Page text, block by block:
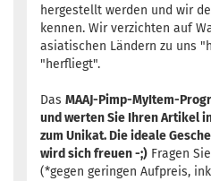
hergestellt werden und wir
kennen. Wir verzichten auf
asiatischen Ländern zu uns
"herfliegt".
Das MAAJ-Pimp-MyItem-
und werten Sie Ihren Artikel
zum Unikat. Die ideale
wird sich freuen -;) Fragen
(*gegen geringen Aufpreis,